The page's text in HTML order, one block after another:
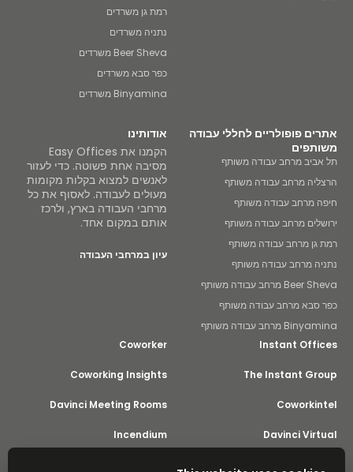
רמת גן משרדים
נתניה משרדים
Beer Sheva משרדים
כפר סבא משרדים
Binyamina משרדים
אתרים פופולריים לחללי עבודה
משותפים
תל אביב מרחב עבודה משותף
הרצליה מרחב עבודה משותף
חיפה מרחב עבודה משותף
ירושלים מרחב עבודה משותף
רמת גן מרחב עבודה משותף
נתניה מרחב עבודה משותף
Beer Sheva מרחב עבודה משותף
כפר סבא מרחב עבודה משותף
Binyamina מרחב עבודה משותף
אודותינו
הקמנו את Easy Offices
מסיבה אחת פשוטה. כדי לעזור
לאנשים למצוא בקלות מקומות
מעולים לעבודה. לאסוף את כל
מרחבי העבודה בארץ, ולרכז
אותם במקום אחד.
עיון במרחבי העבודה
Instant Offices
Coworker
The Instant Group
Coworking Insights
Coworkintel
Davinci Meeting Rooms
Davinci Virtual
Incendium